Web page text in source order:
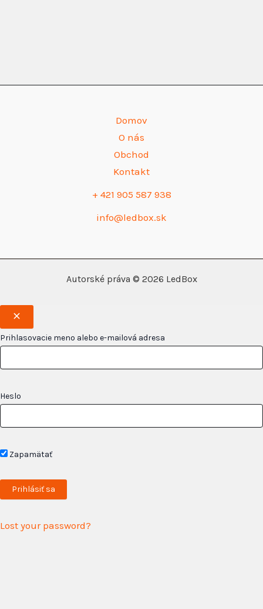
Domov
O nás
Obchod
Kontakt
+ 421 905 587 938
info@ledbox.sk
Autorské práva © 2026 LedBox
Prihlasovacie meno alebo e-mailová adresa
Heslo
Zapamätať
Lost your password?